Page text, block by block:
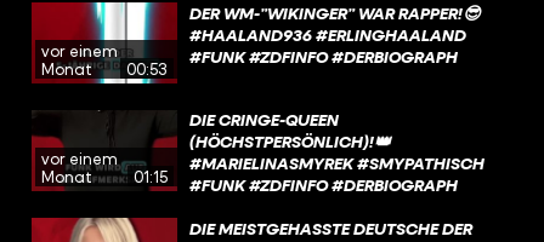
vor einem
Monat
00:53
DER WM-”WIKINGER” WAR RAPPER!😎
#HAALAND936 #ERLINGHAALAND
#FUNK #ZDFINFO #DERBIOGRAPH
vor einem
Monat
01:15
DIE CRINGE-QUEEN
(HÖCHSTPERSÖNLICH)!👑
#MARIELINASMYREK #SMYPATHISCH
#FUNK #ZDFINFO #DERBIOGRAPH
DIE MEISTGEHASSTE DEUTSCHE DER